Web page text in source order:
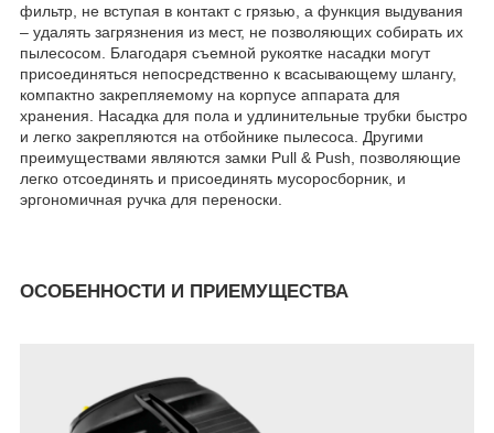
фильтр, не вступая в контакт с грязью, а функция выдувания
– удалять загрязнения из мест, не позволяющих собирать их
пылесосом. Благодаря съемной рукоятке насадки могут
присоединяться непосредственно к всасывающему шлангу,
компактно закрепляемому на корпусе аппарата для
хранения. Насадка для пола и удлинительные трубки быстро
и легко закрепляются на отбойнике пылесоса. Другими
преимуществами являются замки Pull & Push, позволяющие
легко отсоединять и присоединять мусоросборник, и
эргономичная ручка для переноски.
ОСОБЕННОСТИ И ПРИЕМУЩЕСТВА